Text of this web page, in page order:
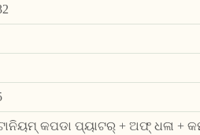
କପଡା ପ୍ୟାଟର୍ + ଅଫ୍ ଧଳା +